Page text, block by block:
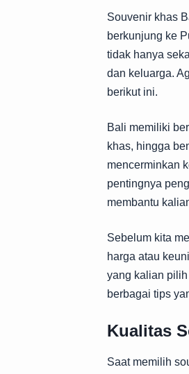
Souvenir khas
berkunjung ke
tidak hanya
dan keluarga.
berikut ini.
Bali memiliki
khas, hingga
mencerminkan
pentingnya
membantu
Sebelum kita
harga atau
yang kalian
berbagai tips
Kualitas
Saat memilih